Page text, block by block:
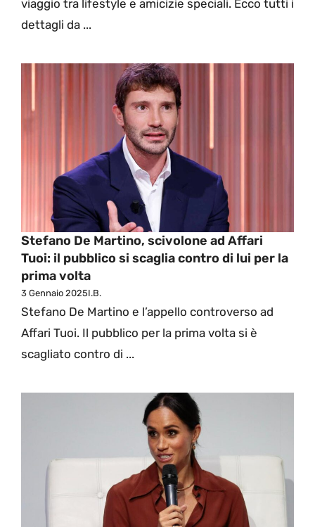
viaggio tra lifestyle e amicizie speciali. Ecco tutti i
dettagli da ...
Stefano De Martino, scivolone ad Affari
Tuoi: il pubblico si scaglia contro di lui per la
prima volta
3 Gennaio 2025I.B.
Stefano De Martino e l’appello controverso ad
Affari Tuoi. Il pubblico per la prima volta si è
scagliato contro di ...